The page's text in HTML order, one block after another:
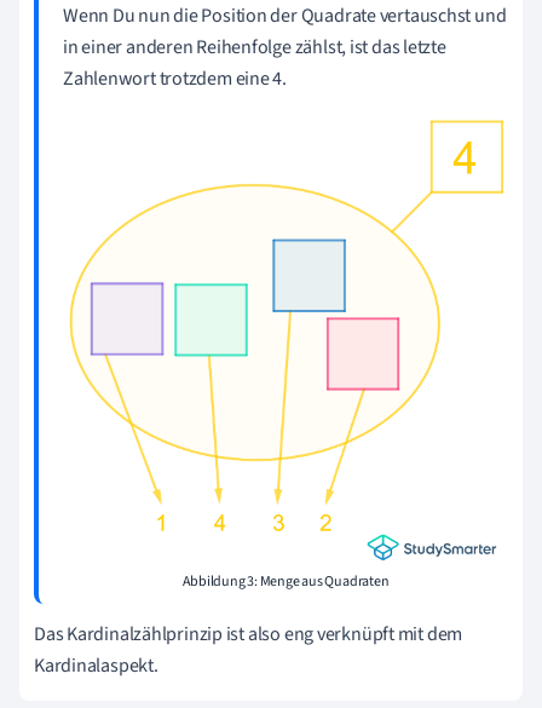
Wenn Du nun die Position der Quadrate vertauschst und
in einer anderen Reihenfolge zählst, ist das letzte
Zahlenwort trotzdem eine 4.
Abbildung 3: Menge aus Quadraten
Das Kardinalzählprinzip ist also eng verknüpft mit dem
Kardinalaspekt.